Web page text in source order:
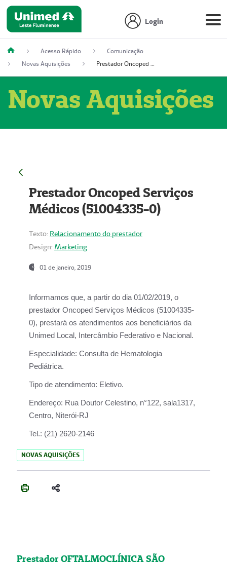
Login
Acesso Rápido
Comunicação
Novas Aquisições
Prestador Oncoped Serviços Médicos (51004335-0)
Novas Aquisições
Prestador Oncoped Serviços
Médicos (51004335-0)
Texto: Relacionamento do prestador
Design: Marketing
01 de janeiro, 2019
Informamos que, a partir do dia 01/02/2019, o
prestador Oncoped Serviços Médicos (51004335-
0), prestará os atendimentos aos beneficiários da
Unimed Local, Intercâmbio Federativo e Nacional.
Especialidade: Consulta de Hematologia
Pediátrica.
Tipo de atendimento: Eletivo.
Endereço: Rua Doutor Celestino, n°122, sala1317,
Centro, Niterói-RJ
Tel.: (21) 2620-2146
NOVAS AQUISIÇÕES
Prestador OFTALMOCLÍNICA SÃO